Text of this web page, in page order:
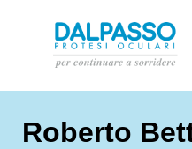
Roberto